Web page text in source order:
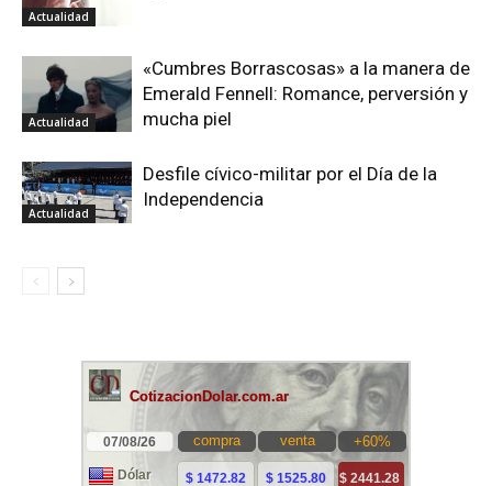
Actualidad
Actualidad
«Cumbres Borrascosas» a la manera de
Emerald Fennell: Romance, perversión y
mucha piel
Actualidad
Desfile cívico-militar por el Día de la
Independencia